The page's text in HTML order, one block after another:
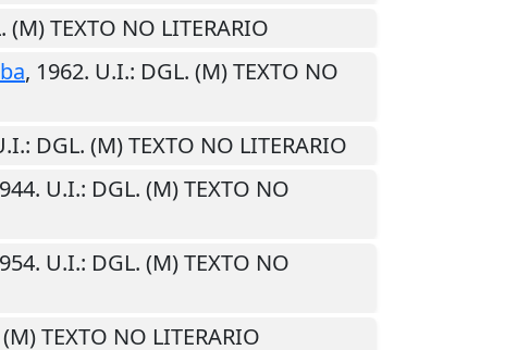
(M) TEXTO NO LITERARIO
, 1962. U.I.: DGL. (M) TEXTO NO
: DGL. (M) TEXTO NO LITERARIO
. U.I.: DGL. (M) TEXTO NO
. U.I.: DGL. (M) TEXTO NO
TEXTO NO LITERARIO